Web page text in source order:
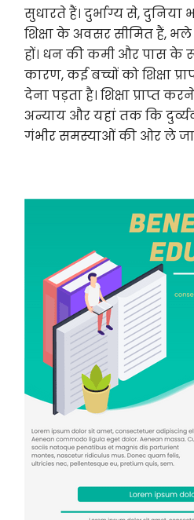
सुधारते हैं। दुर्भाग्य से,
शिक्षा के अवसर सीमित हैं, भले
हों। धन की कमी और पास के
कारण, कई बच्चों को शिक्षा
देना पड़ता है। शिक्षा प्राप्त
अन्याय और यहां तक कि
गंभीर समस्याओं की ओर ले